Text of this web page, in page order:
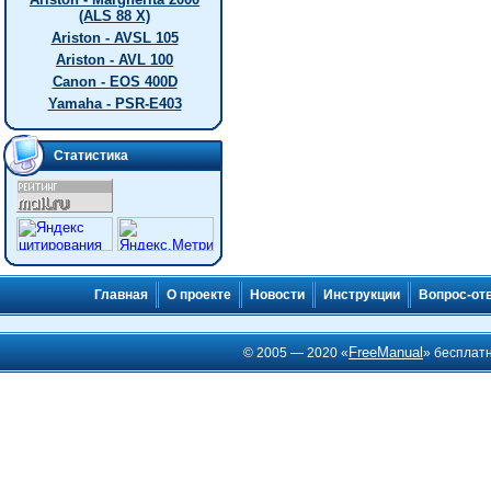
(ALS 88 X)
Ariston - AVSL 105
Ariston - AVL 100
Canon - EOS 400D
Yamaha - PSR-E403
Статистика
Главная О проекте Новости Инструкции Вопрос-
© 2005 — 2020 « FreeManual»